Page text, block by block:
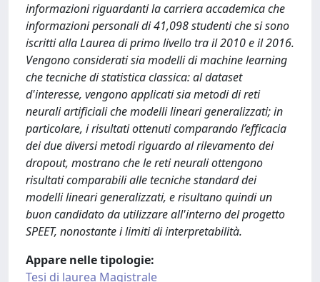
informazioni riguardanti la carriera accademica che
informazioni personali di 41,098 studenti che si sono
iscritti alla Laurea di primo livello tra il 2010 e il 2016.
Vengono considerati sia modelli di machine learning
che tecniche di statistica classica: al dataset
d'interesse, vengono applicati sia metodi di reti
neurali artificiali che modelli lineari generalizzati; in
particolare, i risultati ottenuti comparando l’efficacia
dei due diversi metodi riguardo al rilevamento dei
dropout, mostrano che le reti neurali ottengono
risultati comparabili alle tecniche standard dei
modelli lineari generalizzati, e risultano quindi un
buon candidato da utilizzare all'interno del progetto
SPEET, nonostante i limiti di interpretabilità.
Appare nelle tipologie:
Tesi di laurea Magistrale